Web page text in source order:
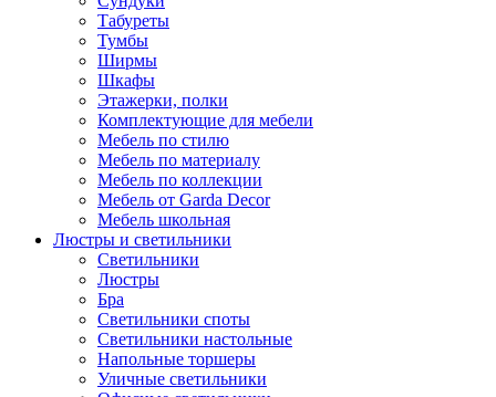
Табуреты
Тумбы
Ширмы
Шкафы
Этажерки, полки
Комплектующие для мебели
Мебель по стилю
Мебель по материалу
Мебель по коллекции
Мебель от Garda Decor
Мебель школьная
Люстры и светильники
Светильники
Люстры
Бра
Светильники споты
Светильники настольные
Напольные торшеры
Уличные светильники